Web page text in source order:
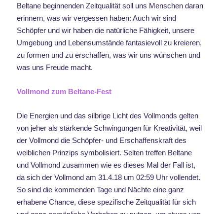
Beltane beginnenden Zeitqualität soll uns Menschen daran
erinnern, was wir vergessen haben: Auch wir sind
Schöpfer und wir haben die natürliche Fähigkeit, unsere
Umgebung und Lebensumstände fantasievoll zu kreieren,
zu formen und zu erschaffen, was wir uns wünschen und
was uns Freude macht.
Vollmond zum Beltane-Fest
Die Energien und das silbrige Licht des Vollmonds gelten
von jeher als stärkende Schwingungen für Kreativität, weil
der Vollmond die Schöpfer- und Erschaffenskraft des
weiblichen Prinzips symbolisiert. Selten treffen Beltane
und Vollmond zusammen wie es dieses Mal der Fall ist,
da sich der Vollmond am 31.4.18 um 02:59 Uhr vollendet.
So sind die kommenden Tage und Nächte eine ganz
erhabene Chance, diese spezifische Zeitqualität für sich